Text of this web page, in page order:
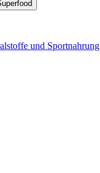
und Sportnahrung